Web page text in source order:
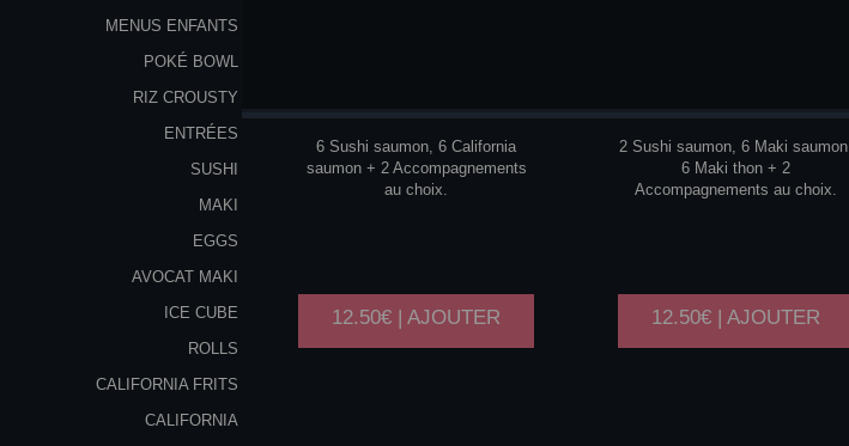
MENUS ENFANTS
POKÉ BOWL
RIZ CROUSTY
ENTRÉES
SUSHI
MAKI
EGGS
AVOCAT MAKI
ICE CUBE
ROLLS
CALIFORNIA FRITS
CALIFORNIA
6 Sushi saumon, 6 California
saumon + 2 Accompagnements
au choix.
12.50€ | AJOUTER
2 Sushi saumon, 6 Maki saumon,
6 Maki thon + 2
Accompagnements au choix.
12.50€ | AJOUTER